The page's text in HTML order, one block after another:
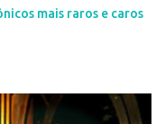
mais raros e caros